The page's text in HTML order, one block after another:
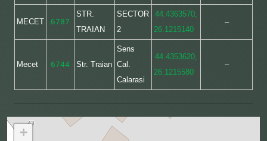
MECET 6787
STR.
TRAIAN
SECTOR
2
44.4363570,
26.1215140
–
Mecet 6744 Str. Traian
Sens
Cal.
Calarasi
44.4353620,
26.1215580
–
+